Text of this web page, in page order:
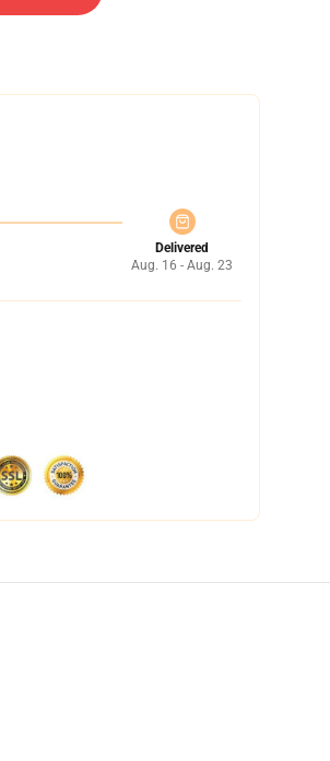
Delivered
Aug. 16 - Aug. 23